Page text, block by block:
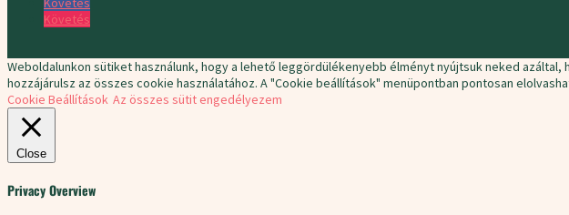
Követés
Weboldalunkon sütiket használunk, hogy a lehető leggördülékenyebb élményt nyújtsuk neked
hozzájárulsz az összes cookie használatához. A "Cookie beállítások" menüpontban pontosan
Cookie Beállítások Az összes sütit engedélyezem
Close
Privacy Overview